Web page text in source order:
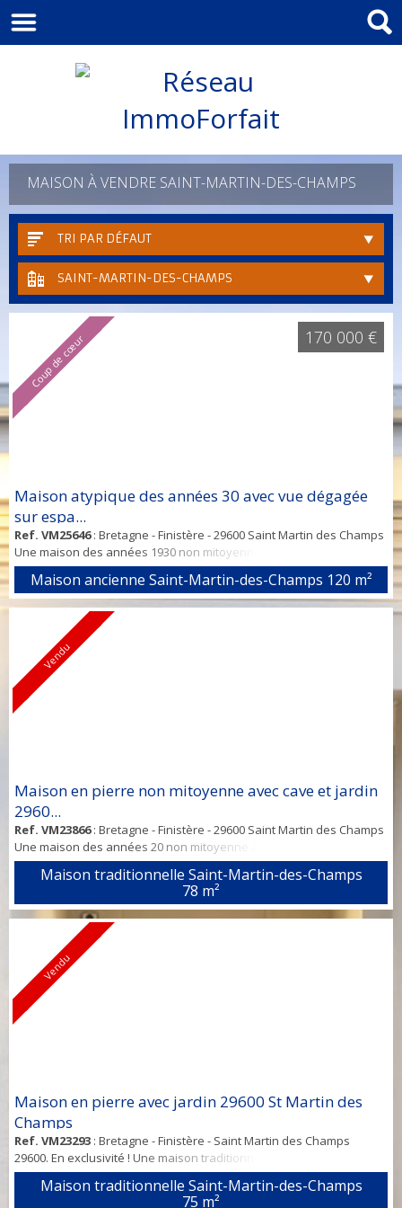
MAISON À VENDRE SAINT-MARTIN-DES-CHAMPS
TRI PAR DÉFAUT
SAINT-MARTIN-DES-CHAMPS
Coup de cœur
Maison atypique des années 30 avec vue dégagée
sur espa...
Ref. VM25646: Bretagne - Finistère - 29600 Saint Martin des Champs
Une maison des années 1930 non mitoyenne à usage d'habitation
de 120 m2 habitables dont 130 m2 au sol, 6 pièces, 4 chambres + un
sous sol aménageable. Sur un terrain de 493 m2 avec jardin et
terrasse exposés Sud Est. La maison est composée de la manière
suivante : Au rez-de-chaussée une véranda d'entrée lumineuse,
une pièce d...
Maison ancienne Saint-Martin-des-Champs 120 m²
170 000 €
Vendu
Maison en pierre non mitoyenne avec cave et jardin
2960...
Ref. VM23866: Bretagne - Finistère - 29600 Saint Martin des Champs
Une maison des années 20 non mitoyenne à usage d'habitation de
78 m2 habitables dont 90 m2 au sol, 4 pièces, 3 chambres + 1
bureau. Une grande cave et un garage indépendant. Sur un terrain
clos de 567 m2 avec jardin et cabanon exposés Sud Ouest. La
maison est composée de la manière suivante : Au rez-de-chaussée
: un sas d'entr...
Maison traditionnelle Saint-Martin-des-Champs
78 m²
Vendu
Maison en pierre avec jardin 29600 St Martin des
Champs
Ref. VM23293 : Bretagne - Finistère - Saint Martin des Champs
29600. En exclusivité ! Une maison traditionnelle de 1948, de 75 m2
habitable dont 93 m2 au sol avec jardin. De 3 pièces, 2 chambres +
un coin nuit supplémentaire ou bureau sur 3 niveaux : rez-de-
Maison traditionnelle Saint-Martin-des-Champs
75 m²